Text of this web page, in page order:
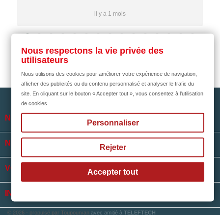
il y a 1 mois
NOTRE SOCIÉTÉ
NOS HORAIRES
VOTRE COMPTE
INFORMATIONS
© 2026 - propulsé par Toupourvan avec amitié à TELEFTECH
Nous respectons la vie privée des
utilisateurs
Nous utilisons des cookies pour améliorer votre expérience de navigation,
afficher des publicités ou du contenu personnalisé et analyser le trafic du
site. En cliquant sur le bouton « Accepter tout », vous consentez à l'utilisation
de cookies
Personnaliser
Rejeter
Accepter tout